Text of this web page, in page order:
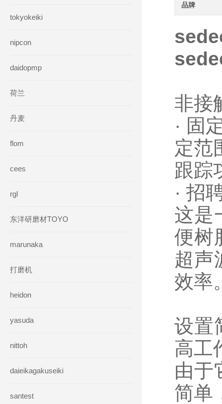
tokyokeiki
nipcon
daidopmp
荷兰
丹麦
flom
cees
rgl
东洋研磨材TOYO
marunaka
打磨机
heidon
yasuda
nittoh
daieikagakuseiki
santest
品牌
非接
· 固
定范
跟踪
· 招
这是
便树
超声
效率
设置
高工
由于
简单